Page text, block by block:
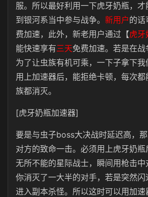
服。所以最好利用一下虎牙奶瓶，
到银河系当中参与战争。 新用户的话
费加速，此外，新老用户通过【虎牙
能快速享有三天免费加速。若是在战
为了让虫族有机可乘，一下子拿下
用上加速器后，能拒绝卡顿，每次
族都消灭。
[虎牙奶瓶加速器]
要是与虫子boss大决战时延迟高，
对方的致命一击。必须用上虎牙奶
无所不能的星际战士，瞬间用枪击
你消灭了一大半的对手，若是突然
进入副本杀怪。所以这时可以用加